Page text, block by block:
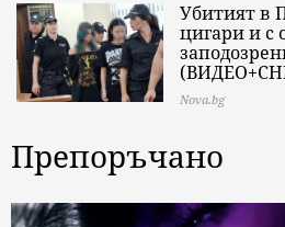
Убитият в
цигари и с
Nova.bg
Препоръчано